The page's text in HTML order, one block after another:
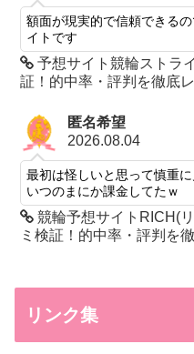
額面が現実的で信頼できる
イトです
予想サイト競輪ストラ
証！的中率・評判を徹底レ
匿名希望
2026.08.04
最初は怪しいと思って慎重
いつのまにか課金してたｗ
競輪予想サイトRICH(
ミ検証！的中率・評判を
リンク集